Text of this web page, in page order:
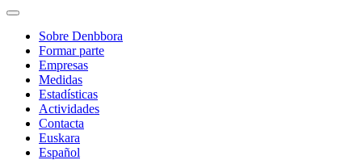
Navegación
principal
Sobre Denbbora
Formar parte
Empresas
Medidas
Estadísticas
Actividades
Contacta
Euskara
Español